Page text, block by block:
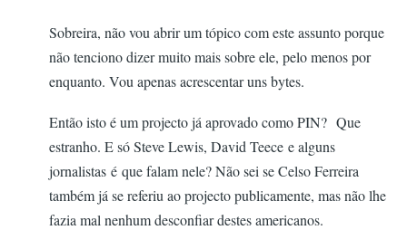
Sobreira, não vou abrir um tópico com este assunto porque
não tenciono dizer muito mais sobre ele, pelo menos por
enquanto. Vou apenas acrescentar uns bytes.
Então isto é um projecto já aprovado como PIN? Que
estranho. E só Steve Lewis, David Teece e alguns
jornalistas é que falam nele? Não sei se Celso Ferreira
também já se referiu ao projecto publicamente, mas não lhe
fazia mal nenhum desconfiar destes americanos.